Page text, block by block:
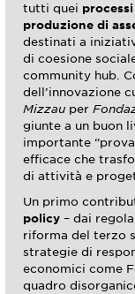
tutti quei
produzione di
destinati a
di coesione
community hub.
dell’innovazione
Mizzau per
giunte a un buon
importante
efficace che
di attività e
Un primo
policy – dai
riforma del terzo
strategie di
economici come
quadro